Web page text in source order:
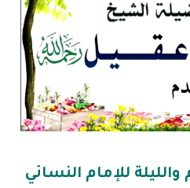
للإمام النسائي